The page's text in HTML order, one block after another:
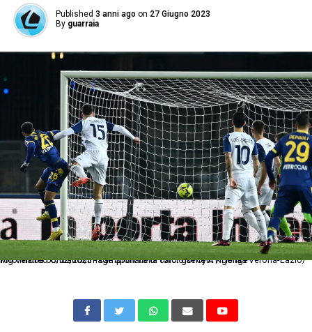
Published 3 anni ago on 27 Giugno 2023
By guarraia
Mg Verona 06/02/2023 - campionato di calcio serie A / Hellas Verona-Lazio/ foto Matteo Gribaudi/Image Sport nella foto: gol Cyril Ngonge